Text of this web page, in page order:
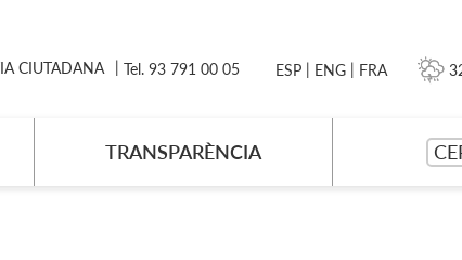
TRANSPARÈNCIA
CIUTADANA Tel. 93 791 00 05 ESP | ENG | FRA